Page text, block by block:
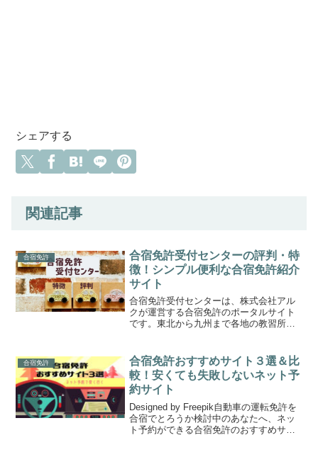
シェアする
関連記事
合宿免許
合宿免許受付センターの評判・特
徴！シンプル便利な合宿免許紹介
サイト
合宿免許受付センターは、株式会社アル
クが運営する合宿免許のポータルサイト
です。東北から九州まで各地の教習所が
合宿免許サイト「合宿免許受付センタ
ー」について、特徴や評判を...
合宿免許
合宿免許おすすめサイト３選＆比
較！安くても失敗しないネット予
約サイト
Designed by Freepik自動車の運転免許を
合宿でとろうか検討中のあなたへ、ネッ
ト予約ができる合宿免許のおすすめサイ